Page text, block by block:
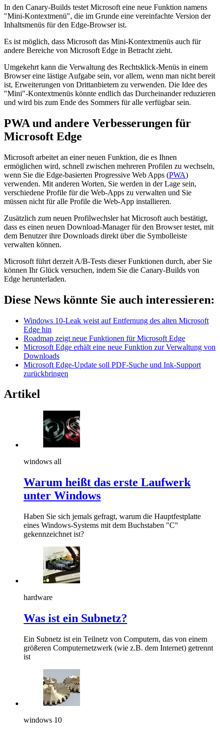
In den Canary-Builds testet Microsoft eine neue Funktion namens
"Mini-Kontextmenü", die im Grunde eine vereinfachte Version der
Inhaltsmenüs für den Edge-Browser ist.
Es ist möglich, dass Microsoft das Mini-Kontextmenüs auch für
andere Bereiche von Microsoft Edge in Betracht zieht.
Umgekehrt kann die Verwaltung des Rechtsklick-Menüs in einem
Browser eine lästige Aufgabe sein, vor allem, wenn man nicht bereit
ist, Erweiterungen von Drittanbietern zu verwenden. Die Idee des
"Mini"-Kontextmenüs könnte endlich das Durcheinander reduzieren
und wird bis zum Ende des Sommers für alle verfügbar sein.
PWA und andere Verbesserungen für
Microsoft Edge
Microsoft arbeitet an einer neuen Funktion, die es Ihnen
ermöglichen wird, schnell zwischen mehreren Profilen zu wechseln,
wenn Sie die Edge-basierten Progressive Web Apps (PWA)
verwenden. Mit anderen Worten, Sie werden in der Lage sein,
verschiedene Profile für die Web-Apps zu verwalten und Sie
müssen nicht für alle Profile die Web-App installieren.
Zusätzlich zum neuen Profilwechsler hat Microsoft auch bestätigt,
dass es einen neuen Download-Manager für den Browser testet, mit
dem Benutzer ihre Downloads direkt über die Symbolleiste
verwalten können.
Microsoft führt derzeit A/B-Tests dieser Funktionen durch, aber Sie
können Ihr Glück versuchen, indem Sie die Canary-Builds von
Edge herunterladen.
Diese News könnte Sie auch interessieren:
Windows 10-Leak weist auf Entfernung des alten Microsoft
Edge hin
Roadmap zeigt neue Funktionen für Microsoft Edge
Microsoft Edge erhält eine neue Funktion zur Verwaltung von
Downloads
Microsoft Edge-Update soll PDF-Suche und Ink-Support
zurückbringen
Artikel
windows all
Warum heißt das erste Laufwerk
unter Windows
Haben Sie sich jemals gefragt, warum die Hauptfestplatte
eines Windows-Systems mit dem Buchstaben "C"
gekennzeichnet ist?
hardware
Was ist ein Subnetz?
Ein Subnetz ist ein Teilnetz von Computern, das von einem
größeren Computernetzwerk (wie z.B. dem Internet) getrennt
ist
windows 10